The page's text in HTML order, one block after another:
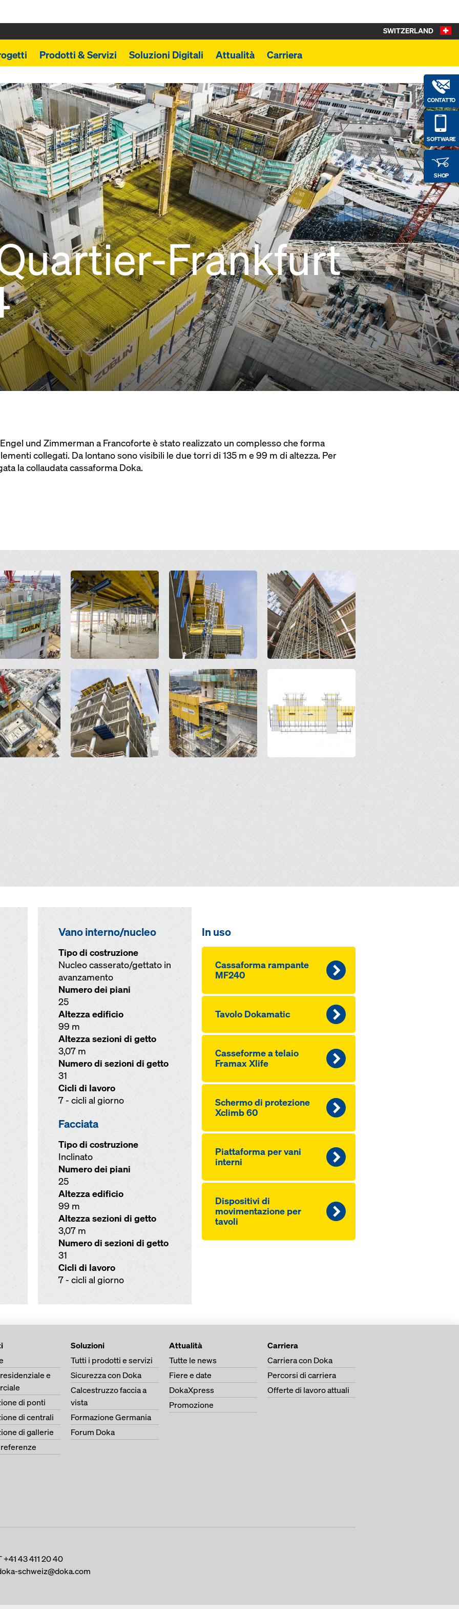
Prodotti & Servizi Soluzioni Digitali Attualità Carriera
CONTATTO
SOFTWARE
SHOP
SWITZERLAND
Frankfurt
und Zimmerman a Francoforte è stato realizzato un complesso che forma
collegati. Da lontano sono visibili le due torri di 135 m e 99 m di altezza. Per
la collaudata cassaforma Doka.
Open Open Open
Open Open
Vano interno/nucleo
Tipo di costruzione
Nucleo casserato/gettato in
avanzamento
Numero dei piani
25
Altezza edificio
99 m
Altezza sezioni di getto
3,07 m
Numero di sezioni di getto
31
Cicli di lavoro
7 - cicli al giorno
Facciata
Tipo di costruzione
Inclinato
Numero dei piani
25
Altezza edificio
99 m
Altezza sezioni di getto
3,07 m
Numero di sezioni di getto
31
Cicli di lavoro
7 - cicli al giorno
In uso
Cassaforma rampante
MF240
Tavolo Dokamatic
Casseforme a telaio
Framax Xlife
Schermo di protezione
Xclimb 60
Piattaforma per vani
interni
Dispositivi di
movimentazione per
tavoli
e
di ponti
di centrali
di gallerie
Soluzioni
Tutti i prodotti e servizi
Sicurezza con Doka
Calcestruzzo faccia a
vista
Formazione Germania
Forum Doka
Attualità
Tutte le news
Fiere e date
DokaXpress
Promozione
Carriera
Carriera con Doka
Percorsi di carriera
Offerte di lavoro attuali
+41 43 411 20 40
schweiz@doka.com